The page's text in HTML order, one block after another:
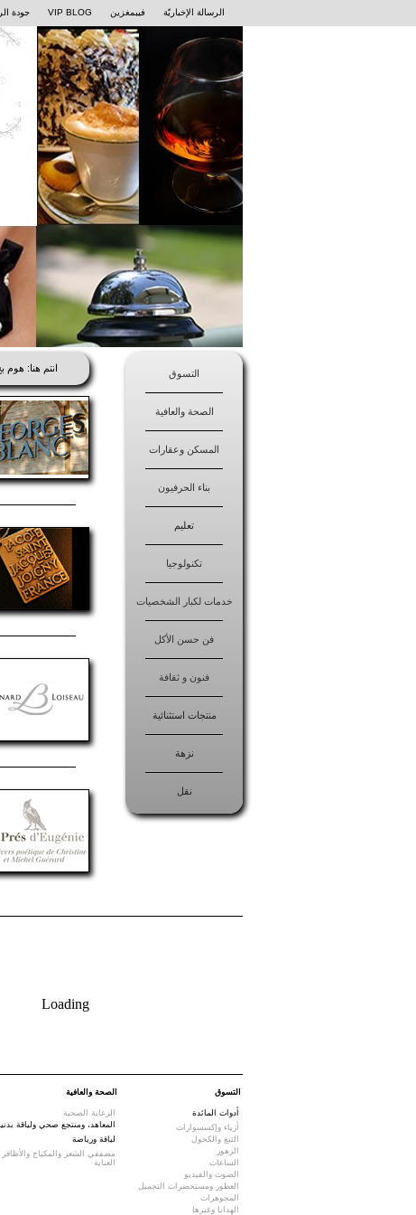
الرسالة الإخباريّة فيبمغزين VIP BLOG جودة
التسوق
الصحة والعافية
المسكن وعقارات
بناء الحرفيون
تعليم
تكنولوجيا
خدمات لكبار الشخصيات
فن حسن الأكل
فنون و ثقافة
منتجات استثنائية
نزهة
نقل
انتم هنا: هوم
Loading
التسوق
أدوات المائدة
أزياء وإكسسوارات
التبغ والكحول
الزهور
الساعات
الصوت والفيديو
العطور ومستحضرات التجميل
المجوهرات
الهدايا وغيرها
الصحة والعافية
الرعاية الصحية
المعاهد، ومنتجع صحي ولياقة
لياقة ورياضة
مصففي الشعر والمكياج والأظافر
العناية